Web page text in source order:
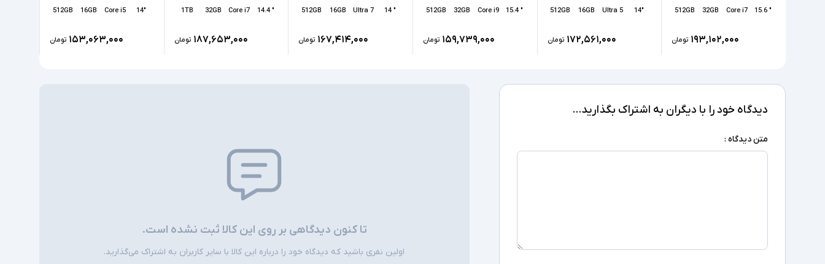
headphone/microphone combo jack
نور پس زمینه کیبورد - اسلات سیم کارت - اسلات
امنیتی - اسکنر اثر انگشت - دوربین تشخیص چهره
Lock - شارژر Type C
توضیحات تکمیلی
کیبورد، اسکنر اثر انگشت و دوربین تشخیص چهره
" 15.6
Core i7
32GB
512GB
۱۹۳,۱۰۲,۰۰۰ تومان
"14
Ultra 5
16GB
512GB
۱۷۲,۵۶۱,۰۰۰ تومان
" 15.4
Core i9
32GB
512GB
۱۵۹,۷۳۹,۰۰۰ تومان
" 14
Ultra 7
16GB
512GB
۱۶۷,۴۱۴,۰۰۰ تومان
" 14.4
Core i7
32GB
1TB
۱۸۷,۶۵۳,۰۰۰ تومان
"14
Core i5
16GB
512GB
۱۵۳,۰۶۳,۰۰۰ تومان
دیدگاه خود را با دیگران به اشتراک بگذارید...
متن دیدگاه :
تا کنون دیدگاهی بر روی این کالا ثبت نشده است.
اولین نفری باشید که دیدگاه خود را درباره این کالا با سایر کاربران به اشتراک می‌گذارید.